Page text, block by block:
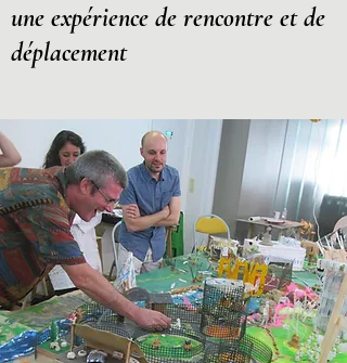
une expérience de rencontre et de
déplacement